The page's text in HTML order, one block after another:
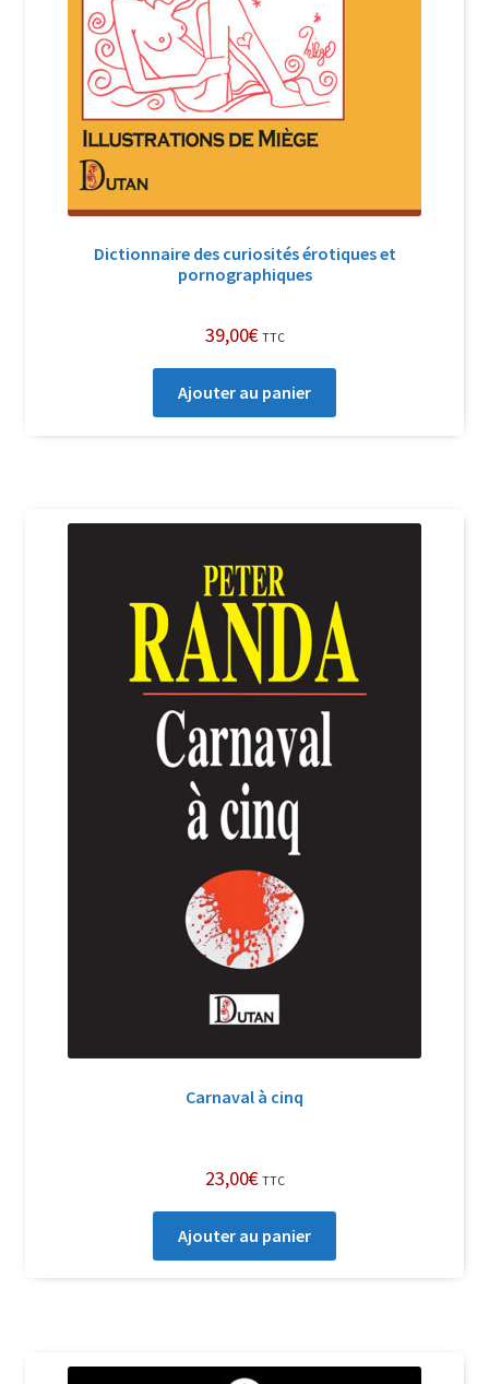
Dictionnaire des curiosités érotiques et
pornographiques
39,00€ TTC
Ajouter au panier
Carnaval à cinq
23,00€ TTC
Ajouter au panier